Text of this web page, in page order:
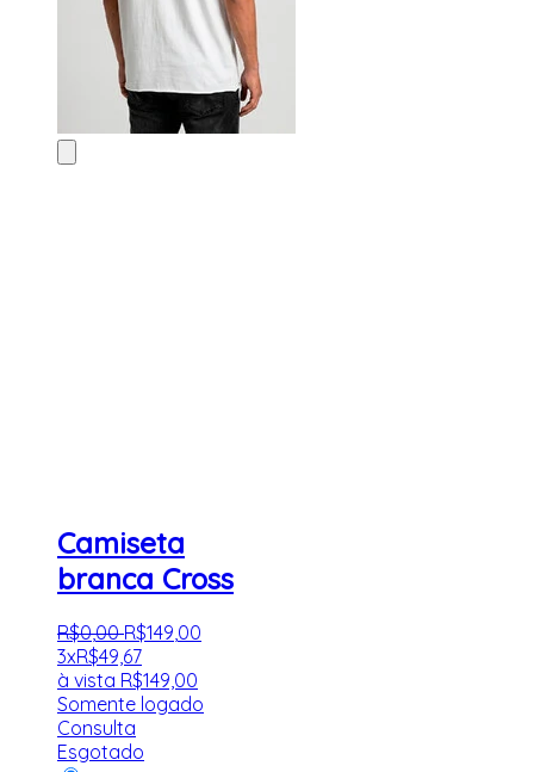
Camiseta
branca Cross
R$0,00 R$149 00
3xR$49,67
à vista R$149,00
Somente logado
Consulta
Esgotado